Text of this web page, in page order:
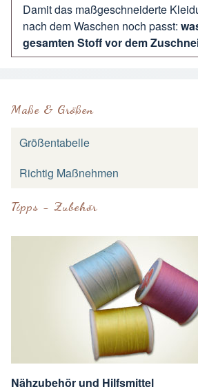
Damit das maßgeschneiderte
nach dem Waschen noch passt:
gesamten Stoff vor dem
Maße & Größen
Größentabelle
Richtig Maßnehmen
Tipps - Zubehör
Nähzubehör und Hilfsmittel